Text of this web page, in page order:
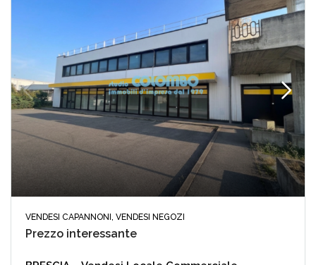
VENDESI CAPANNONI, VENDESI NEGOZI
Prezzo interessante